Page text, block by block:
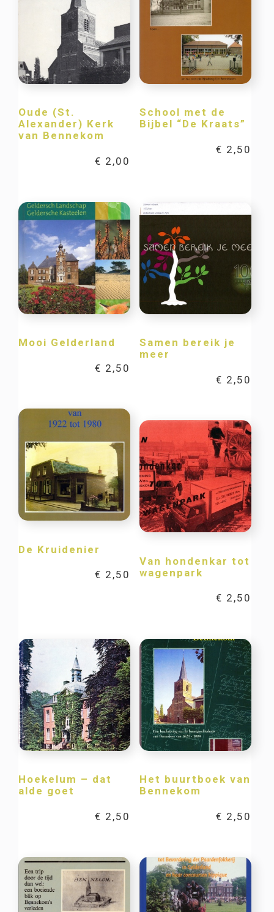
Oude (St.
Alexander) Kerk
van Bennekom
€ 2,00
School met de
Bijbel “De Kraats”
€ 2,50
Mooi Gelderland
€ 2,50
Samen bereik je
meer
€ 2,50
De Kruidenier
€ 2,50
Van hondenkar tot
wagenpark
€ 2,50
Hoekelum – dat
alde goet
€ 2,50
Het buurtboek van
Bennekom
€ 2,50